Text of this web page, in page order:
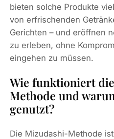
bieten solche Produkte
von erfrischenden
Gerichten – und eröffnen
zu erleben, ohne
eingehen zu müssen.
Wie funktioniert
Methode und
genutzt?
Die Mizudashi-Methode